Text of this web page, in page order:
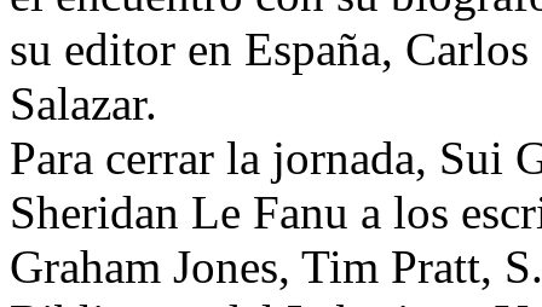
su editor en España,
Salazar.
Para cerrar la jornada, Sui
Sheridan Le Fanu a los
Graham Jones, Tim Pratt,